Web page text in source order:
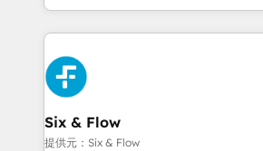
organisations, global organisations
complex use cases 🏆 CRM Implementation,
Platform Enablement, Custom
Onboarding Accredited 🔐 ISO27001 & ISO9001
Certified
so selling and actually engaging
feels easy and pain-free. We are a top ranked
HubSpot Elite Partner, winner of
and Customer First Awards, 4.9/5
Reviews and 4.9/5 rating in Clutch Reviews.
helps the following industries: logistics &
improvement & construction,
Six & Flow
提供元：Six & Flow